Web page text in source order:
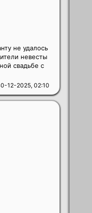
12-2025, 02:10
не удалось
невесты
свадьбе с